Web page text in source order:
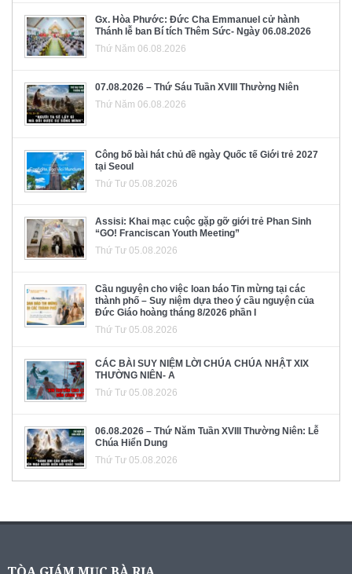
Gx. Hòa Phước: Đức Cha Emmanuel cử hành
Thánh lễ ban Bí tích Thêm Sức- Ngày 06.08.2026
Thứ Năm 06.08.2026
07.08.2026 – Thứ Sáu Tuần XVIII Thường Niên
Thứ Năm 06.08.2026
Công bố bài hát chủ đề ngày Quốc tế Giới trẻ 2027
tại Seoul
Thứ Tư 05.08.2026
Assisi: Khai mạc cuộc gặp gỡ giới trẻ Phan Sinh
“GO! Franciscan Youth Meeting”
Thứ Tư 05.08.2026
Cầu nguyện cho việc loan báo Tin mừng tại các
thành phố – Suy niệm dựa theo ý cầu nguyện của
Đức Giáo hoàng tháng 8/2026 phần I
Thứ Tư 05.08.2026
CÁC BÀI SUY NIỆM LỜI CHÚA CHÚA NHẬT XIX
THƯỜNG NIÊN- A
Thứ Tư 05.08.2026
06.08.2026 – Thứ Năm Tuần XVIII Thường Niên: Lễ
Chúa Hiển Dung
Thứ Tư 05.08.2026